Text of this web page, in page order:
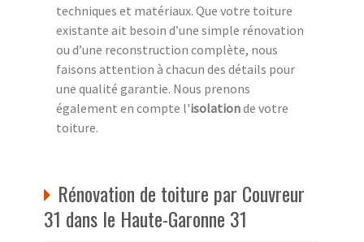
techniques et matériaux. Que votre toiture
existante ait besoin d’une simple rénovation
ou d’une reconstruction complète, nous
faisons attention à chacun des détails pour
une qualité garantie. Nous prenons
également en compte l'isolationde votre
toiture.
Rénovation de toiture par Couvreur
31 dans le Haute-Garonne 31